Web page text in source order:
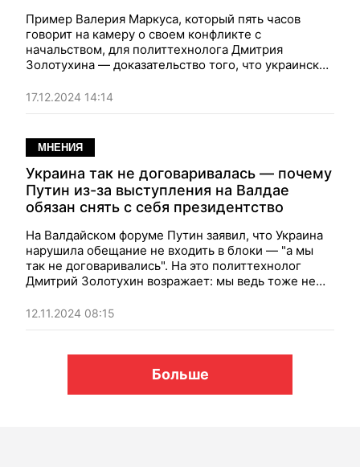
Пример Валерия Маркуса, который пять часов
говорит на камеру о своем конфликте с
начальством, для политтехнолога Дмитрия
Золотухина — доказательство того, что украинские
заинтересовался, но не имеет свободных пяти
часов, он рассказывает, как освоить Маркуса с
17.12.2024 14:14
МНЕНИЯ
Украина так не договаривалась — почему
Путин из-за выступления на Валдае
обязан снять с себя президентство
На Валдайском форуме Путин заявил, что Украина
нарушила обещание не входить в блоки — "а мы
так не договаривались". На это политтехнолог
Дмитрий Золотухин возражает: мы ведь тоже не
перепишет конституцию России — так что, по его
логике, он должен покинуть пост...
12.11.2024 08:15
Больше